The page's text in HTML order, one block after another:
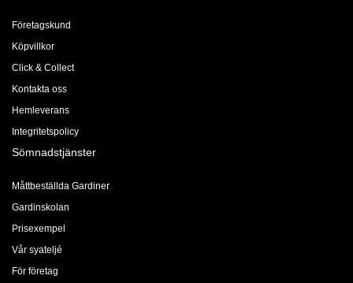
Företagskund
Köpvillkor
Click & Collect
Kontakta oss
Hemleverans
Integritetspolicy
Sömnadstjänster
Måttbeställda Gardiner
Gardinskolan
Prisexempel
Vår syateljé
För företag